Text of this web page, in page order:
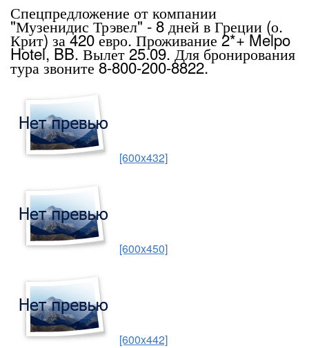
Спецпредложение от компании
"Музенидис Трэвел" - 8 дней в Греции (о.
Крит) за 420 евро. Проживание 2*+ Melpo
Hotel, BB. Вылет 25.09. Для бронирования
тура звоните 8-800-200-8822.
[600x432]
[600x450]
[600x442]